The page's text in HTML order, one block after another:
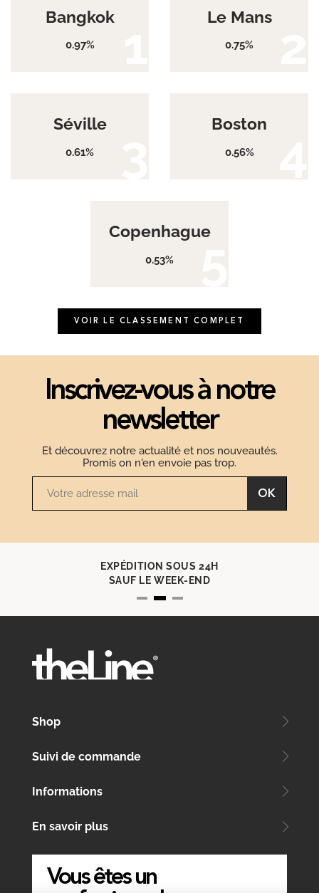
Bangkok
0.97%
Le Mans
0.75%
Séville
0.61%
Boston
0.56%
Copenhague
0.53%
VOIR LE CLASSEMENT COMPLET
Inscrivez-vous à notre
newsletter
Et découvrez notre actualité et nos nouveautés.
Promis on n'en envoie pas trop.
OK
EXPÉDITION SOUS 24H
SAUF LE WEEK-END
Shop
Suivi de commande
Informations
En savoir plus
Vous êtes un